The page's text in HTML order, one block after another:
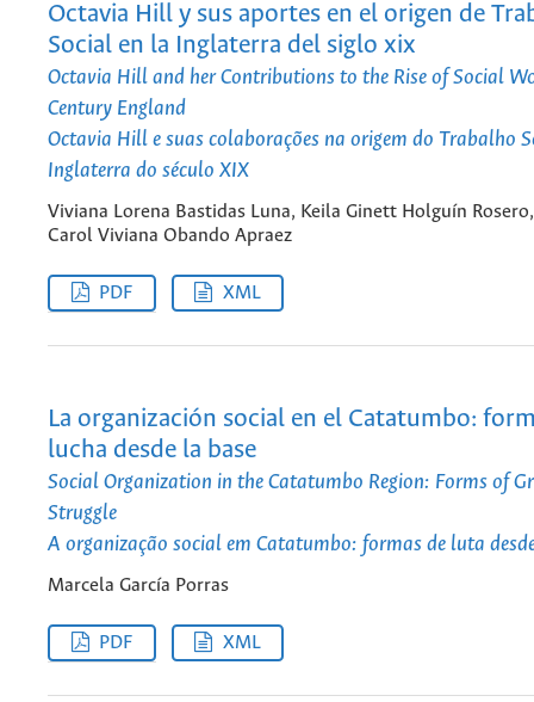
Octavia Hill y sus aportes en el origen de
Social en la Inglaterra del siglo xix
Octavia Hill and her Contributions to the Rise of Social
Century England
Octavia Hill e suas colaborações na origem do Trabalho
Inglaterra do século XIX
Viviana Lorena Bastidas Luna, Keila Ginett Holguín Rosero,
Carol Viviana Obando Apraez
PDF XML
La organización social en el Catatumbo:
lucha desde la base
Social Organization in the Catatumbo Region: Forms of
Struggle
A organização social em Catatumbo: formas de luta
Marcela García Porras
PDF XML